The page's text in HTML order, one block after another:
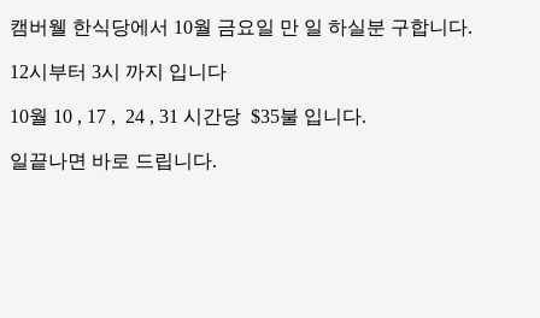
캠버웰 한식당에서 10월 금요일 만 일 하실분 구합니다.
12시부터 3시 까지 입니다
10월 10 , 17 , 24 , 31 시간당 $35불 입니다.
일끝나면 바로 드립니다.